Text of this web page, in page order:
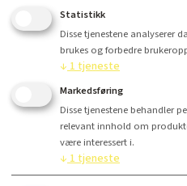
Statistikk
Disse tjenestene analyserer
brukes og forbedre
↓ 1tjeneste
Markedsføring
Disse tjenestene behandler
relevant innhold om
være interessert i.
↓ 1tjeneste